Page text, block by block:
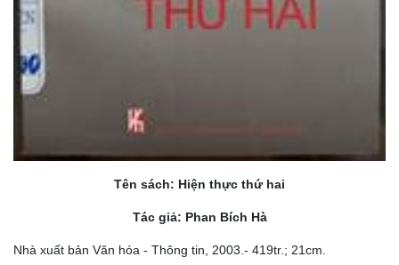
Tên sách: Hiện thực thứ hai
Tác giả: Phan Bích Hà
Nhà xuất bản Văn hóa - Thông tin, 2003.- 419tr.; 21cm.